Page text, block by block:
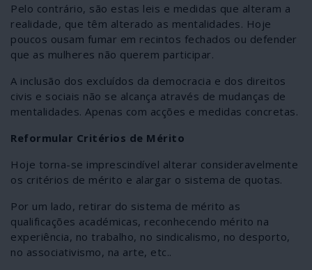
Pelo contrário, são estas leis e medidas que alteram a
realidade, que têm alterado as mentalidades. Hoje
poucos ousam fumar em recintos fechados ou defender
que as mulheres não querem participar.
A inclusão dos excluídos da democracia e dos direitos
civis e sociais não se alcança através de mudanças de
mentalidades. Apenas com acções e medidas concretas.
Reformular Critérios de Mérito
Hoje torna-se imprescindível alterar consideravelmente
os critérios de mérito e alargar o sistema de quotas.
Por um lado, retirar do sistema de mérito as
qualificações académicas, reconhecendo mérito na
experiência, no trabalho, no sindicalismo, no desporto,
no associativismo, na arte, etc..